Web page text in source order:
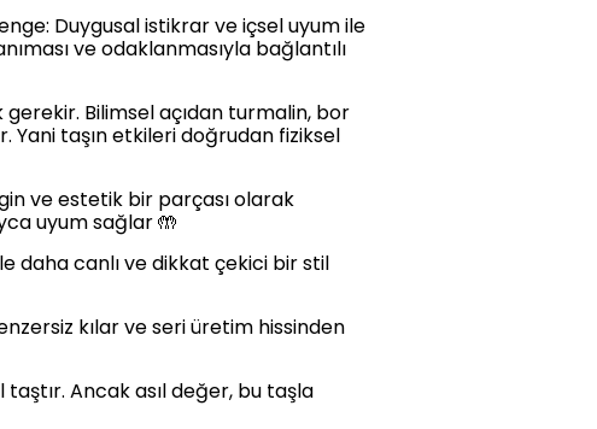
Duygusal istikrar ve içsel uyum ile
ve odaklanmasıyla bağlantılı
Bilimsel açıdan turmalin, bor
taşın etkileri doğrudan fiziksel
ve estetik bir parçası olarak
uyum sağlar 🤲
daha canlı ve dikkat çekici bir stil
kılar ve seri üretim hissinden
Ancak asıl değer, bu taşla